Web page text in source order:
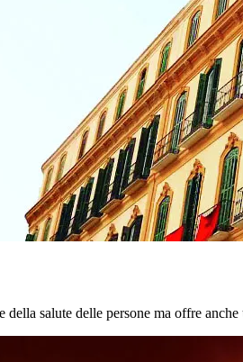
salute delle persone ma offre